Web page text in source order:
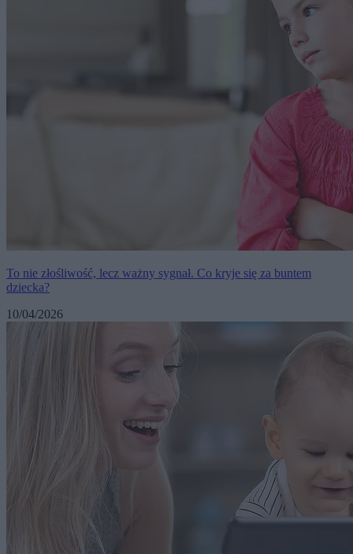
To nie złośliwość, lecz ważny sygnał. Co kryje się za buntem
dziecka?
10/04/2026